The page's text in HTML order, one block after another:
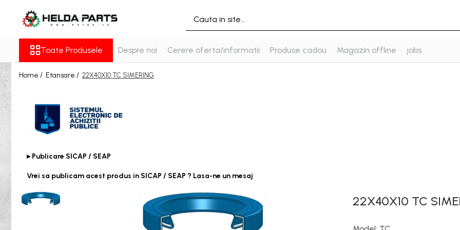
Rulmenti
Cu bile
Cu doua randuri de bile
Cu un rand de bile
Contact unghiular
Contact unghiular de precizie
Cu un rand de role
Cu role conice
Rulmenti axiali cu role butoi
Toate Produsele Despre noi Cerere oferta/informatii Produse cadou Magazin offline jobs
Home / Etansare / 22X40X10 TC SIMERING
▸ Publicare SICAP / SEAP
Vrei sa publicam acest produs in SICAP / SEAP ? Lasa-ne un mesaj
22X40X10 TC